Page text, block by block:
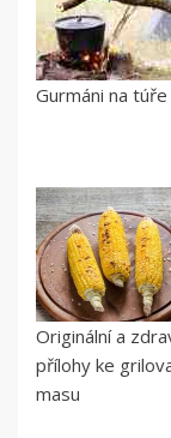
Gurmáni na túře
Originální a
přílohy ke
masu